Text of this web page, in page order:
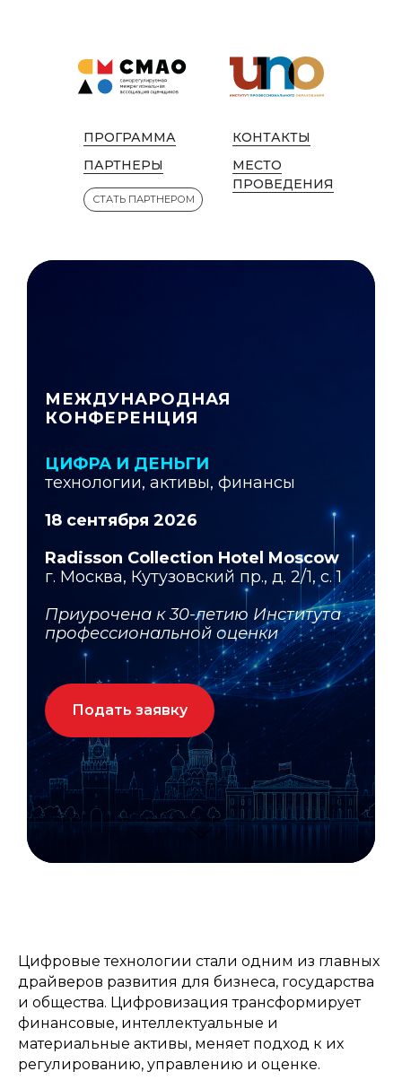
ПРОГРАММА
ПАРТНЕРЫ
КОНТАКТЫ
МЕСТО
ПРОВЕДЕНИЯ
СТАТЬ ПАРТНЕРОМ
МЕЖДУНАРОДНАЯ
КОНФЕРЕНЦИЯ
ЦИФРА И ДЕНЬГИ
технологии, активы, финансы
18 сентября 2026
Radisson Collection Hotel Moscow
г. Москва, Кутузовский пр., д. 2/1, с. 1
Приурочена к 30-летию Института
профессиональной оценки
Подать заявку
Цифровые технологии стали одним из главных
драйверов развития для бизнеса, государства
и общества. Цифровизация трансформирует
финансовые, интеллектуальные и
материальные активы, меняет подход к их
регулированию, управлению и оценке.